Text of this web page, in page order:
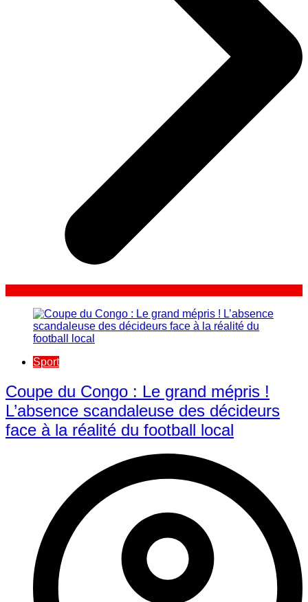
Sport
​Coupe du Congo : Le grand mépris !
L’absence scandaleuse des décideurs
face à la réalité du football local